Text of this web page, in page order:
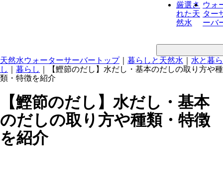
厳選さ
れた天
然水
ウォ
ター
ーバ
天然水ウォーターサーバートップ｜ 暮らしと天然水
水と暮ら
し
暮らし
【鰹節のだし】水だし・基本のだしの取り方や種
類・特徴を紹介
【鰹節のだし】水だし・基本
のだしの取り方や種類・特徴
を紹介